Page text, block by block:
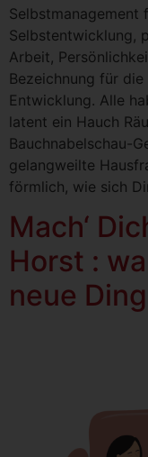
Selbstentwicklung,
Arbeit,
Bezeichnung für
Entwicklung. Alle
latent ein Hauch
Bauchnabelschau-
gelangweilte
förmlich, wie sich
Mach‘
Horst :
neue